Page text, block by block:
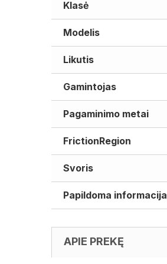
Klasė
Modelis
Likutis
Gamintojas
Pagaminimo metai
FrictionRegion
Svoris
Papildoma informacija
APIE PREKĘ